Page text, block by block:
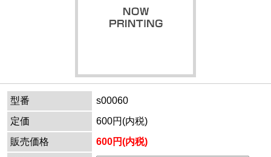
型番
s00060
定価
600円(内税)
販売価格
600円(内税)